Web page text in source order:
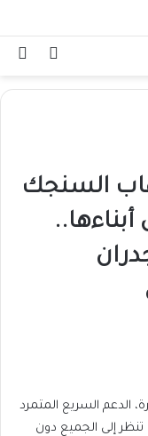
تسجيل
السنجك
الدعم السريع المتمرد
تنظر إلى الجميع دون